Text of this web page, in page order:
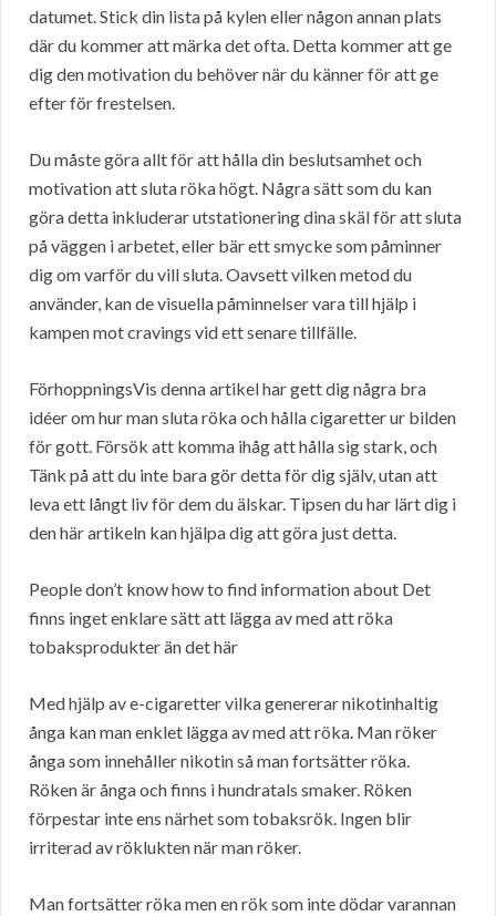
datumet. Stick din lista på kylen eller någon annan plats
där du kommer att märka det ofta. Detta kommer att ge
dig den motivation du behöver när du känner för att ge
efter för frestelsen.
Du måste göra allt för att hålla din beslutsamhet och
motivation att sluta röka högt. Några sätt som du kan
göra detta inkluderar utstationering dina skäl för att sluta
på väggen i arbetet, eller bär ett smycke som påminner
dig om varför du vill sluta. Oavsett vilken metod du
använder, kan de visuella påminnelser vara till hjälp i
kampen mot cravings vid ett senare tillfälle.
FörhoppningsVis denna artikel har gett dig några bra
idéer om hur man sluta röka och hålla cigaretter ur bilden
för gott. Försök att komma ihåg att hålla sig stark, och
Tänk på att du inte bara gör detta för dig själv, utan att
leva ett långt liv för dem du älskar. Tipsen du har lärt dig i
den här artikeln kan hjälpa dig att göra just detta.
People don’t know how to find information about Det
finns inget enklare sätt att lägga av med att röka
tobaksprodukter än det här
Med hjälp av e-cigaretter vilka genererar nikotinhaltig
ånga kan man enklet lägga av med att röka. Man röker
ånga som innehåller nikotin så man fortsätter röka.
Röken är ånga och finns i hundratals smaker. Röken
förpestar inte ens närhet som tobaksrök. Ingen blir
irriterad av röklukten när man röker.
Man fortsätter röka men en rök som inte dödar varannan